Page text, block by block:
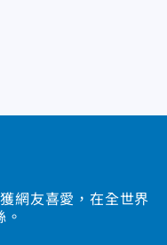
網友喜愛，在全世界